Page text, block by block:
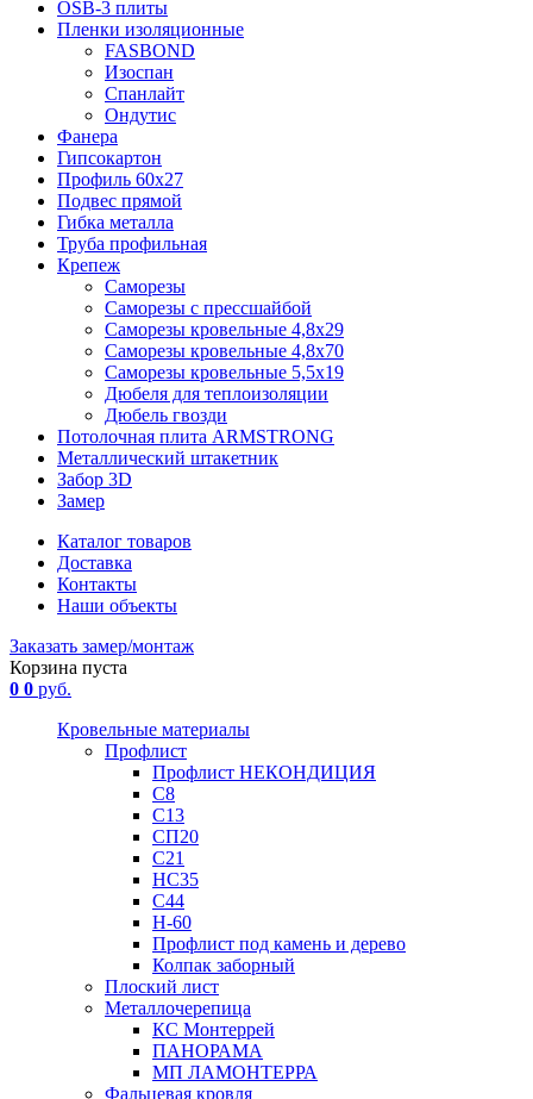
OSB-3 плиты
Пленки изоляционные
FASBOND
Изоспан
Спанлайт
Ондутис
Фанера
Гипсокартон
Профиль 60х27
Подвес прямой
Гибка металла
Труба профильная
Крепеж
Саморезы
Саморезы с прессшайбой
Саморезы кровельные 4,8х29
Саморезы кровельные 4,8х70
Саморезы кровельные 5,5х19
Дюбеля для теплоизоляции
Дюбель гвозди
Потолочная плита ARMSTRONG
Металлический штакетник
Забор 3D
Замер
Каталог товаров
Доставка
Контакты
Наши объекты
Заказать замер/монтаж
Корзина пуста
0 0 руб.
Кровельные материалы
Профлист
Профлист НЕКОНДИЦИЯ
С8
С13
СП20
С21
НС35
С44
Н-60
Профлист под камень и дерево
Колпак заборный
Плоский лист
Металлочерепица
КС Монтеррей
ПАНОРАМА
МП ЛАМОНТЕРРА
Фальцевая кровля